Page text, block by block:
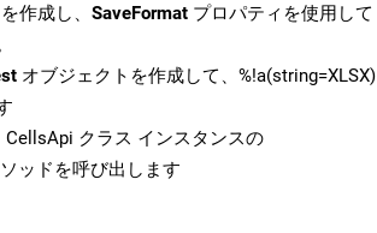
作成し、 SaveFormat プロパティを使用して
オブジェクトを作成して、%!a(string=XLSX)
CellsApi クラス インスタンスの
ソッドを呼び出します